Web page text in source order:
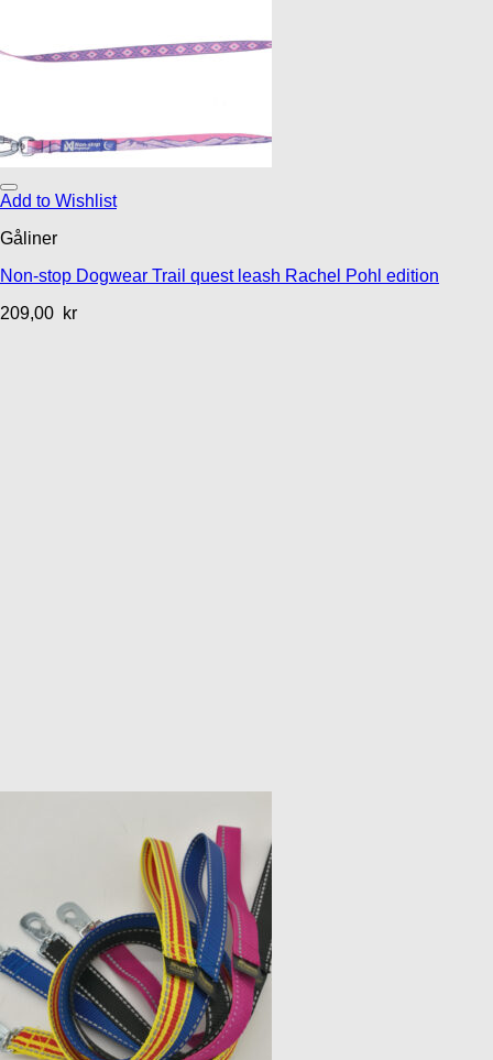
Add to Wishlist
Gåliner
Non-stop Dogwear Trail quest leash Rachel Pohl edition
209,00 kr